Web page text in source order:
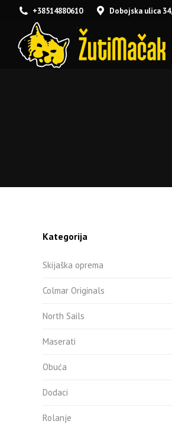
+38514880610 Dobojska ulica
Kategorija
Skijaška oprema
Colmar Originals
North Sails
Maserati
Obuća
Dodaci
Rolanje